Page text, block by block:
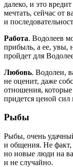
далеко, и это
мечтать, сейчас от
и
Работа. Водолеев
прибыль, а ее, увы,
пройдет для
Любовь. Водолеи,
не оценит, даже
отношения,
придется ценой сил
Рыбы
Рыбы, очень
и общения. Не факт,
но новые люди на
и не случайно.